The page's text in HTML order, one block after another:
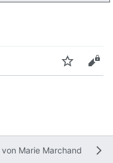
von Marie Marchand